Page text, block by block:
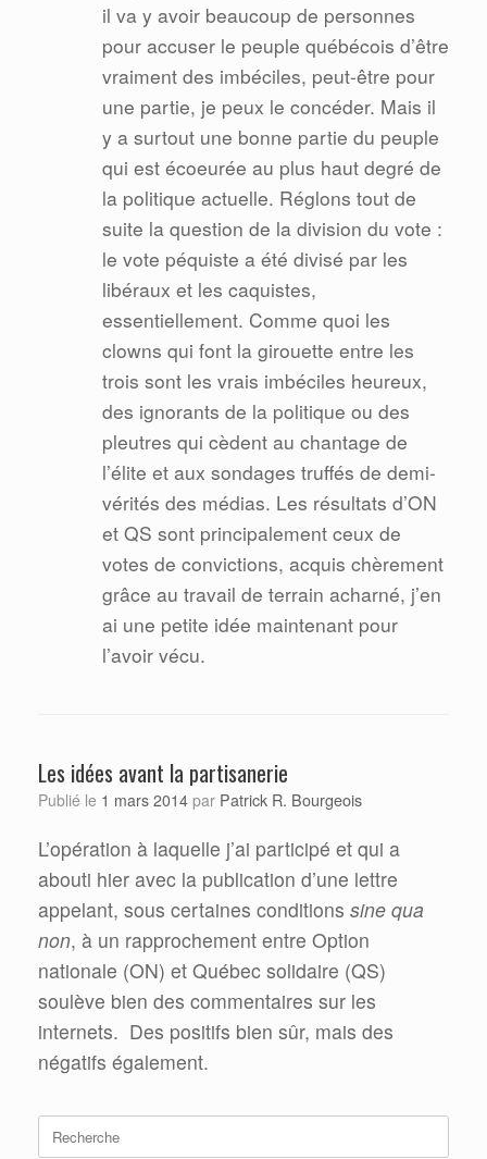
il va y avoir beaucoup de personnes
pour accuser le peuple québécois d’être
vraiment des imbéciles, peut-être pour
une partie, je peux le concéder. Mais il
y a surtout une bonne partie du peuple
qui est écoeurée au plus haut degré de
la politique actuelle. Réglons tout de
suite la question de la division du vote :
le vote péquiste a été divisé par les
libéraux et les caquistes,
essentiellement. Comme quoi les
clowns qui font la girouette entre les
trois sont les vrais imbéciles heureux,
des ignorants de la politique ou des
pleutres qui cèdent au chantage de
l’élite et aux sondages truffés de demi-
vérités des médias. Les résultats d’ON
et QS sont principalement ceux de
votes de convictions, acquis chèrement
grâce au travail de terrain acharné, j’en
ai une petite idée maintenant pour
l’avoir vécu.
Les idées avant la partisanerie
Publié le 1 mars 2014 par Patrick R. Bourgeois
L’opération à laquelle j’ai participé et qui a
abouti hier avec la publication d’une lettre
appelant, sous certaines conditions sine qua
non, à un rapprochement entre Option
nationale (ON) et Québec solidaire (QS)
soulève bien des commentaires sur les
internets. Des positifs bien sûr, mais des
négatifs également.
Search
for: